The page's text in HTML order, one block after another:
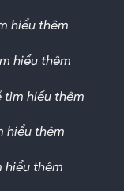
hiểu thêm
hiểu thêm
tìm hiểu thêm
hiểu thêm
hiểu thêm